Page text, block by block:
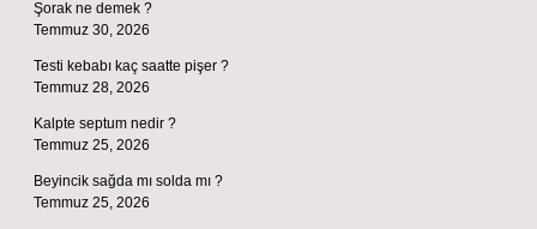
Şorak ne demek ?
Temmuz 30, 2026
Testi kebabı kaç saatte pişer ?
Temmuz 28, 2026
Kalpte septum nedir ?
Temmuz 25, 2026
Beyincik sağda mı solda mı ?
Temmuz 25, 2026